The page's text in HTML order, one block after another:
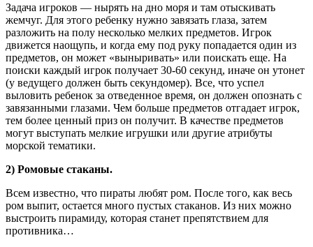
Задача игроков — нырять на дно моря и там отыскивать
жемчуг. Для этого ребенку нужно завязать глаза, затем
разложить на полу несколько мелких предметов. Игрок
движется наощупь, и когда ему под руку попадается один из
предметов, он может «выныривать» или поискать еще. На
поиски каждый игрок получает 30-60 секунд, иначе он утонет
(у ведущего должен быть секундомер). Все, что успел
выловить ребенок за отведенное время, он должен опознать с
завязанными глазами. Чем больше предметов отгадает игрок,
тем более ценный приз он получит. В качестве предметов
могут выступать мелкие игрушки или другие атрибуты
морской тематики.
2) Ромовые стаканы.
Всем известно, что пираты любят ром. После того, как весь
ром выпит, остается много пустых стаканов. Из них можно
выстроить пирамиду, которая станет препятствием для
противника…